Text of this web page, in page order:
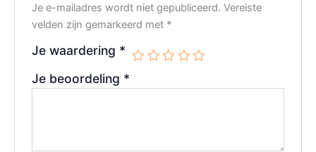
Je e-mailadres wordt niet gepubliceerd. Vereiste
velden zijn gemarkeerd met *
Je waardering *
Je beoordeling *